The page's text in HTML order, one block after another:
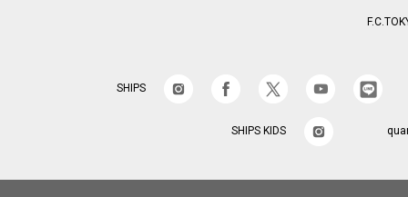
SHIPS
SHIPS KIDS